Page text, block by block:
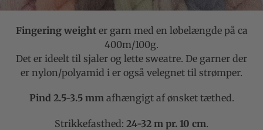
l
l
e
k
t
Fingering weighter garn med en løbelængde på ca
400m/100g.
Det er ideelt til sjaler og lette sweatre. De garner der
er nylon/polyamid i er også velegnet til strømper.
Pind 2.5-3.5 mmafhængigt af ønsket tæthed.
Strikkefasthed: 24-32 m pr. 10 cm.